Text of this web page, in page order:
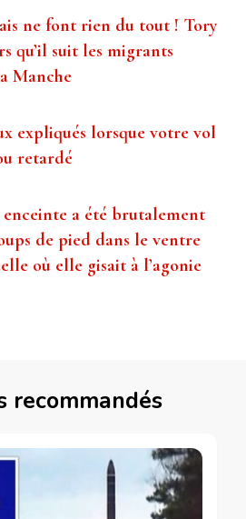
ne font rien du tout ! Tory
qu’il suit les migrants
Manche
expliqués lorsque votre vol
retardé
a été brutalement
de pied dans le ventre
où elle gisait à l’agonie
recommandés